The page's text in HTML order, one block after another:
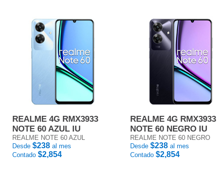
REALME 4G RMX3933
NOTE 60 AZUL IU
REALME NOTE 60 AZUL
Desde $238 al mes
Contado $2,854
REALME 4G RMX3933
NOTE 60 NEGRO IU
REALME NOTE 60 NEGRO
Desde $238 al mes
Contado $2,854